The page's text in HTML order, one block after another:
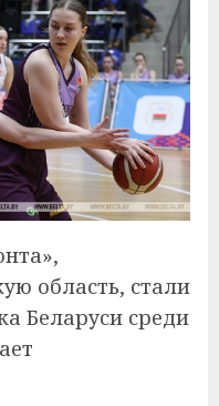
область, стали
Беларуси среди